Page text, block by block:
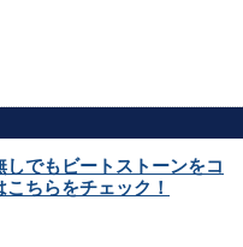
しでもビートストーンをコ
ちらをチェック！